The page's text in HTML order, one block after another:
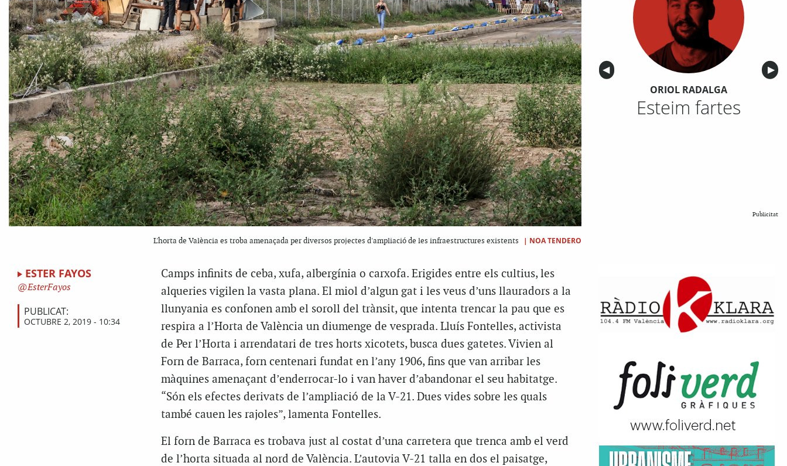
L'horta de València es troba amenaçada per diversos projectes d'ampliació de les infraestructures existents | NOA TENDERO
ESTER FAYOS
EsterFayos
PUBLICAT:
OCTUBRE 2, 2019 - 10:34
Camps infinits de ceba, xufa, albergínia o carxofa. Erigides entre els cultius, les
alqueries vigilen la vasta plana. El miol d’algun gat i les veus d’uns llauradors a la
llunyania es confonen amb el soroll del trànsit, que intenta trencar la pau que es
respira a l’Horta de València un diumenge de vesprada. Lluís Fontelles, activista
de Per l’Horta i arrendatari de tres horts xicotets, busca dues gatetes. Vivien al
Forn de Barraca, forn centenari fundat en l’any 1906, fins que van arribar les
màquines amenaçant d’enderrocar-lo i van haver d’abandonar el seu habitatge.
“Són els efectes derivats de l’ampliació de la V-21. Dues vides sobre les quals
també cauen les rajoles”, lamenta Fontelles.
El forn de Barraca es trobava just al costat d’una carretera que trenca amb el verd
de l’horta situada al nord de València. L’autovia V-21 talla en dos el paisatge,
Anterior
◀︎ ▶︎
ORIOL RADALGA
Esteim fartes
Publicitat